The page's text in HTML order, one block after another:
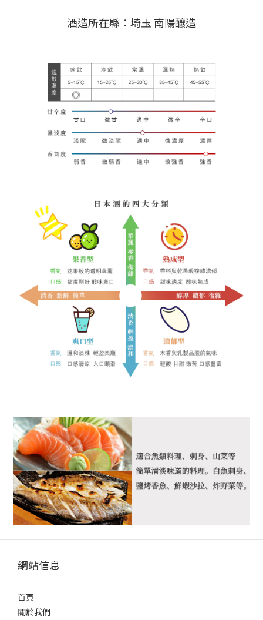
酒造所在縣：埼玉 南陽釀造
網站信息
首頁
關於我們